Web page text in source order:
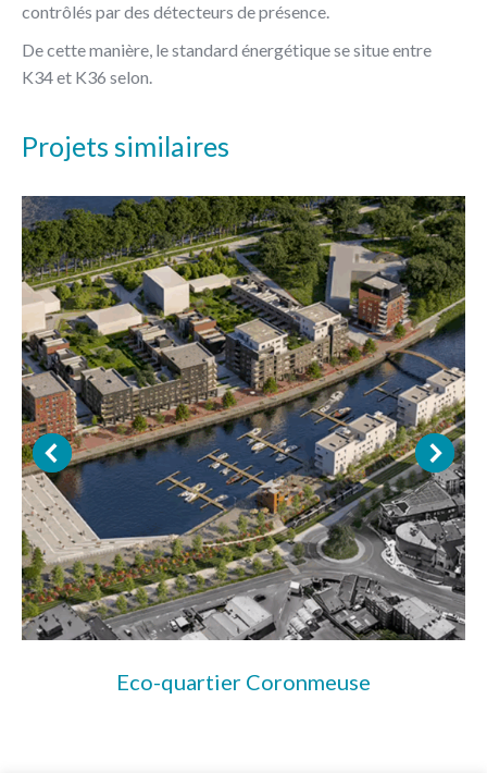
contrôlés par des détecteurs de présence.
De cette manière, le standard énergétique se situe entre
K34 et K36 selon.
Projets similaires
Eco-quartier Coronmeuse